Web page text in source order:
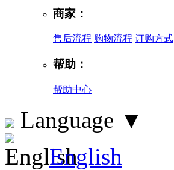
商家：
售后流程 购物流程 订购方式
帮助：
帮助中心
Language ▼
English